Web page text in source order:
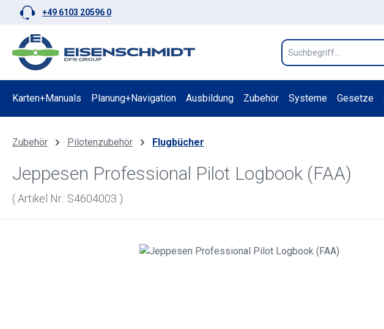
Hauptinhalt springen
Zur Suche springen
Zur Hauptnavigation springen
+49 6103 20596 0
Karten+Manuals Planung+Navigation Ausbildung Zubehör Systeme Gesetze
Zubehör Pilotenzubehör Flugbücher
Jeppesen Professional Pilot Logbook (FAA)
( Artikel Nr.: S4604003 )